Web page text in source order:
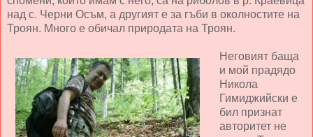
над с. Черни Осъм, а другият е за гъби в околностите на
Троян. Много е обичал природата на Троян.
Неговият баща
и мой прадядо
Никола
Гимиджийски е
бил признат
авторитет не